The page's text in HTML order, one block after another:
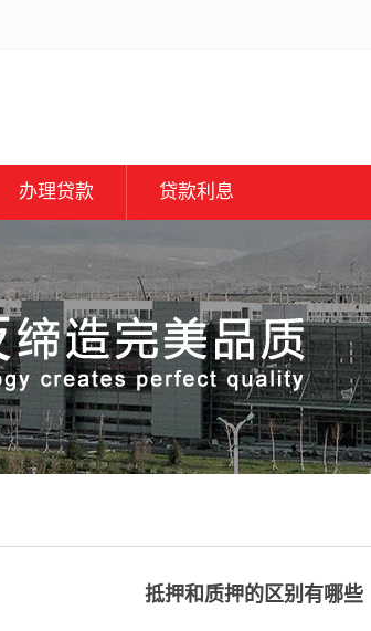
办理贷款 贷款利息
抵押和质押的区别有哪些